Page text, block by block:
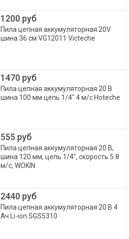
1200 руб
Пила цепная аккумуляторная 20V
шина 36 см VG12011 Victeche
1470 руб
Пила цепная аккумуляторная 20 В
шина 100 мм цепь 1/4" 4 м/с Hoteche
555 руб
Пила цепная аккумуляторная 20 В,
шина 120 мм, цепь 1/4", скорость 5.8
м/с, WOKIN
2440 руб
Пила цепная аккумуляторная 20 В 4
Ач Li-ion SGS5310